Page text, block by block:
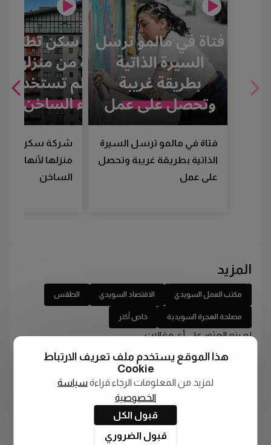
فتاة في مالمو ترسل السيرة
الذاتية بطريقة غريبة وتحصل
على عمل
شركة سكن
منزلها لأنها لم
الساخن
المزيد
مكتب العمل السويدي الاقتصاد السويدي الطقس
مصلحة الهجرة السويدية خاص أكتر
لم يتم العثور على أي مقالات
هذا الموقع يستخدم ملف تعريف الارتباط
Cookie
لمزيد من المعلومات الرجاء قراءة سياسة
الخصوصية
قبول الكل
قبول الضروري